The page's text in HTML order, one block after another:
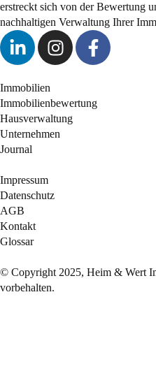
erstreckt sich von der Bewertung
nachhaltigen Verwaltung Ihrer
Immobilien
Immobilienbewertung
Hausverwaltung
Unternehmen
Journal
Impressum
Datenschutz
AGB
Kontakt
Glossar
© Copyright 2025, Heim & Wert
vorbehalten.